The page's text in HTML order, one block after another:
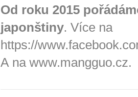
Od roku 2015
japonštiny. Více na
https://
A na www.mangguo.cz.